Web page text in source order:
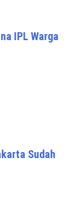
IPL Warga
Sudah